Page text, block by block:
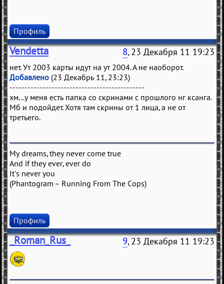
Профиль
Vendetta 8, 23 Декабря 11 19:23
нет. Ут 2003 карты идут на ут 2004. А не наоборот.
Добавлено (23 Декабрь 11, 23:23)
---------------------------------------------
хм...у меня есть папка со скринами с прошлого нг ксанга.
Мб и подойдет. Хотя там скрины от 1 лица, а не от
третьего.
My dreams, they never come true
And if they ever, ever do
It's never you
(Phantogram – Running From The Cops)
Профиль
_Roman_Rus_ 9, 23 Декабря 11 19:23